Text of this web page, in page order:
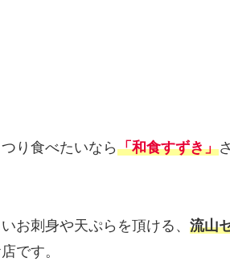
り食べたいなら「和食すずき」
お刺身や天ぷらを頂ける、 流山
です。